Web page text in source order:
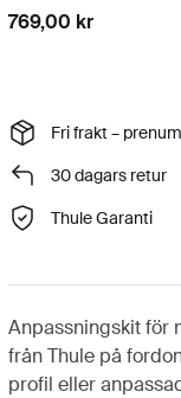
769,00 kr
Fri frakt –
30 dagars retur
Thule Garanti
Anpassningskit för
från Thule på
profil eller